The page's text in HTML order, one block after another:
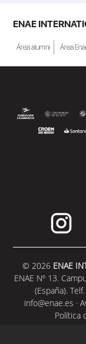
ENAE
Área alumni Área
© 2026 ENAE
ENAE Nº 13.
(España).
info@enae.es ·
Política